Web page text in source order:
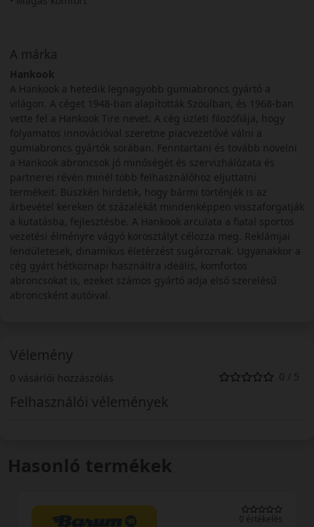
A márka
Hankook
A Hankook a hetedik legnagyobb gumiabroncs gyártó a
világon. A céget 1948-ban alapították Szöulban, és 1968-ban
vette fel a Hankook Tire nevet. A cég üzleti filozófiája, hogy
folyamatos innovációval szeretne piacvezetővé válni a
gumiabroncs gyártók sorában. Fenntartani és tovább növelni
a Hankook abroncsok jó minőségét és szervizhálózata és
partnerei révén minél több felhasználóhoz eljuttatni
termékeit. Büszkén hirdetik, hogy bármi történjék is az
árbevétel kereken öt százalékát mindenképpen visszaforgatják
a kutatásba, fejlesztésbe. A Hankook arculata a fiatal sportos
vezetési élményre vágyó korosztályt célozza meg. Reklámjai
lendületesek, dinamikus életérzést sugároznak. Ugyanakkor a
cég gyárt hétköznapi használtra ideális, komfortos
abroncsokat is, ezeket számos gyártó adja első szerelésű
abroncsként autóival.
Vélemény
0 vásárlói hozzászólás 0 / 5
Felhasználói vélemények
Hasonló termékek
0 értékelés